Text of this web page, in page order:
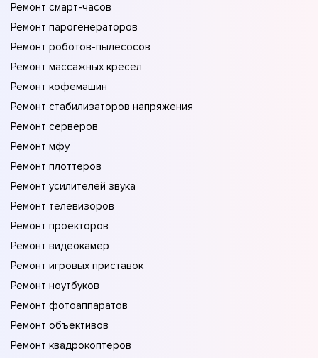
Ремонт смарт-часов
Ремонт парогенераторов
Ремонт роботов-пылесосов
Ремонт массажных кресел
Ремонт кофемашин
Ремонт стабилизаторов напряжения
Ремонт серверов
Ремонт мфу
Ремонт плоттеров
Ремонт усилителей звука
Ремонт телевизоров
Ремонт проекторов
Ремонт видеокамер
Ремонт игровых приставок
Ремонт ноутбуков
Ремонт фотоаппаратов
Ремонт объективов
Ремонт квадрокоптеров